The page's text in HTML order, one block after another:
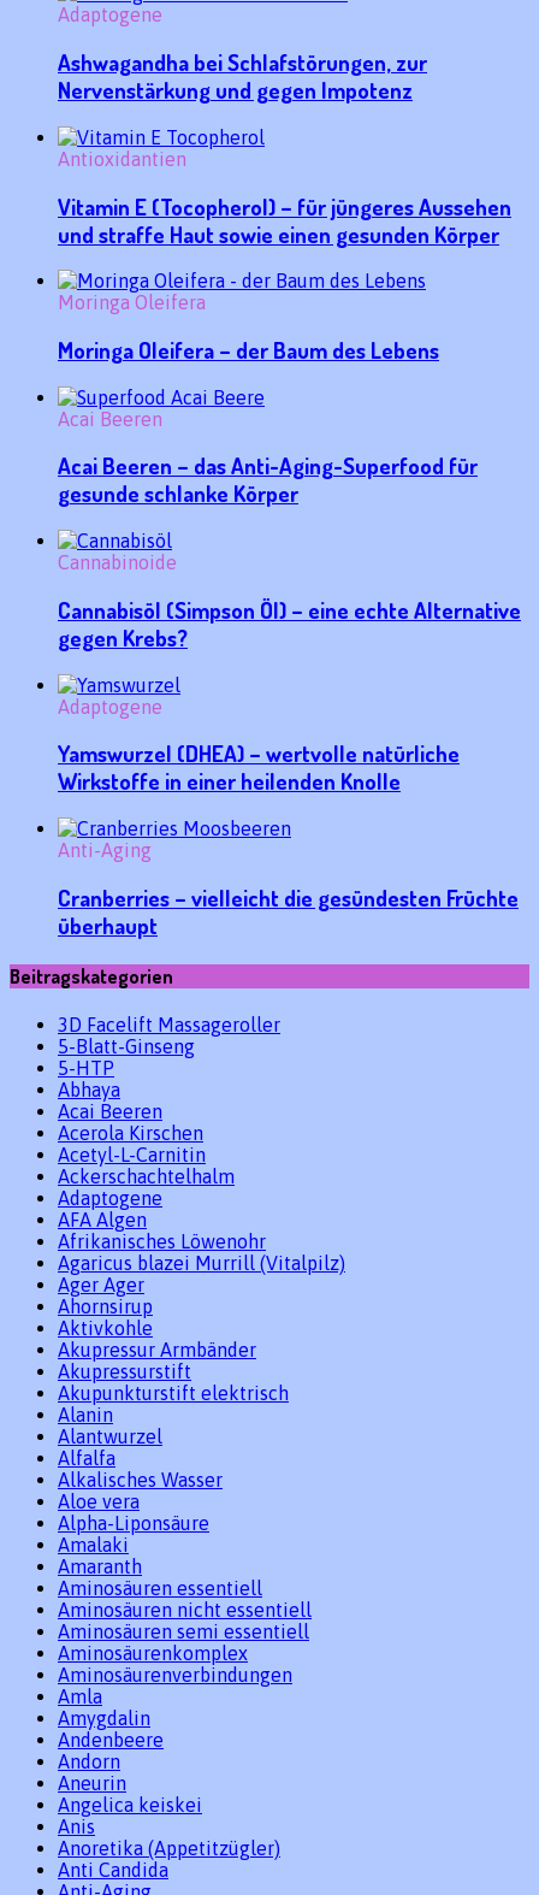
Adaptogene
Ashwagandha bei Schlafstörungen, zur
Nervenstärkung und gegen Impotenz
Antioxidantien
Vitamin E (Tocopherol) – für jüngeres Aussehen
und straffe Haut sowie einen gesunden Körper
Moringa Oleifera
Moringa Oleifera – der Baum des Lebens
Acai Beeren
Acai Beeren – das Anti-Aging-Superfood für
gesunde schlanke Körper
Cannabinoide
Cannabisöl (Simpson Öl) – eine echte Alternative
gegen Krebs?
Adaptogene
Yamswurzel (DHEA) – wertvolle natürliche
Wirkstoffe in einer heilenden Knolle
Anti-Aging
Cranberries – vielleicht die gesündesten Früchte
überhaupt
Beitragskategorien
3D Facelift Massageroller
5-Blatt-Ginseng
5-HTP
Abhaya
Acai Beeren
Acerola Kirschen
Acetyl-L-Carnitin
Ackerschachtelhalm
Adaptogene
AFA Algen
Afrikanisches Löwenohr
Agaricus blazei Murrill (Vitalpilz)
Ager Ager
Ahornsirup
Aktivkohle
Akupressur Armbänder
Akupressurstift
Akupunkturstift elektrisch
Alanin
Alantwurzel
Alfalfa
Alkalisches Wasser
Aloe vera
Alpha-Liponsäure
Amalaki
Amaranth
Aminosäuren essentiell
Aminosäuren nicht essentiell
Aminosäuren semi essentiell
Aminosäurenkomplex
Aminosäurenverbindungen
Amla
Amygdalin
Andenbeere
Andorn
Aneurin
Angelica keiskei
Anis
Anoretika (Appetitzügler)
Anti Candida